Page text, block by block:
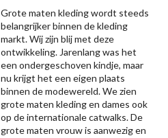
Grote maten kleding wordt steeds
belangrijker binnen de kleding
markt. Wij zijn blij met deze
ontwikkeling. Jarenlang was het
een ondergeschoven kindje, maar
nu krijgt het een eigen plaats
binnen de modewereld. We zien
grote maten kleding en dames ook
op de internationale catwalks. De
grote maten vrouw is aanwezig en